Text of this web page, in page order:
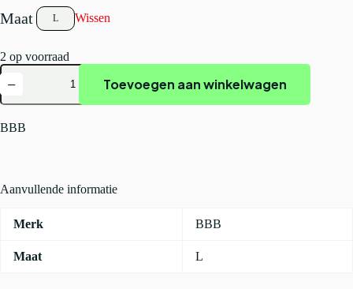
L Wissen
2 op voorraad
BBB
BSB-
12L
StorePack
Toevoegen aan winkelwagen
BBB
Aanvullende informatie
Merk BBB
Maat L